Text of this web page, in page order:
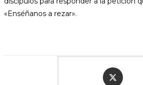
«Enséñanos a rezar».